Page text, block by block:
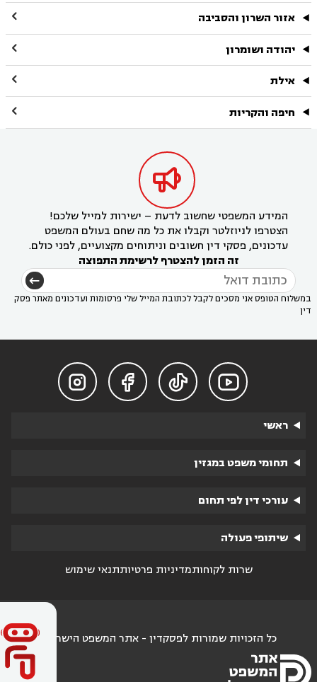
אזור השרון והסביבה 
יהודה ושומרון 
אילת 
חיפה והקריות 

המידע המשפטי שחשוב לדעת – ישירות למייל שלכם!
הצטרפו לניוזלטר וקבלו את כל מה שחם בעולם המשפט
עדכונים, פסקי דין חשובים וניתוחים מקצועיים, לפני כולם.
זה הזמן להצטרף לרשימת התפוצה
במשלוח הטופס אני מסכים לקבל לכתובת המייל שלי פרסומות ועדכונים מאתר פסק
דין




ראשי
תחומי משפט במגזין
עורכי דין לפי תחום
שיתופי פעולה
שרות לקוחותמדיניות פרטיותתנאי שימוש
כל הזכויות שמורות לפסקדין - אתר המשפט הישראלי